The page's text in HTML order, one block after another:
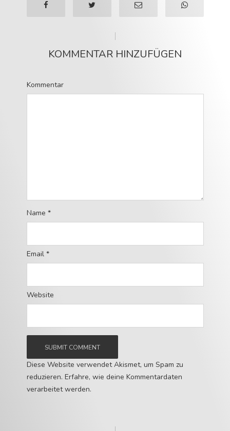
KOMMENTAR HINZUFÜGEN
Kommentar
Name *
Email *
Website
Diese Website verwendet Akismet, um Spam zu
reduzieren. Erfahre, wie deine Kommentardaten
verarbeitet werden.